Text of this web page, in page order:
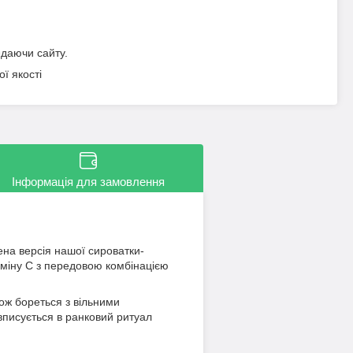
сайту.
якості
Інформація для замовлення
версія нашої сироватки-
С з передовою комбінацією
бореться з вільними
в ранковий ритуал